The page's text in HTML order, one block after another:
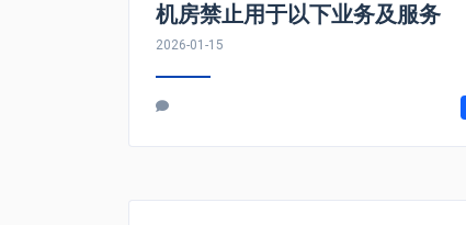
机房禁止用于以下业务及服务
2026-01-15